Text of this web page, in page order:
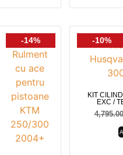
-14% -10%
KIT
EXC /